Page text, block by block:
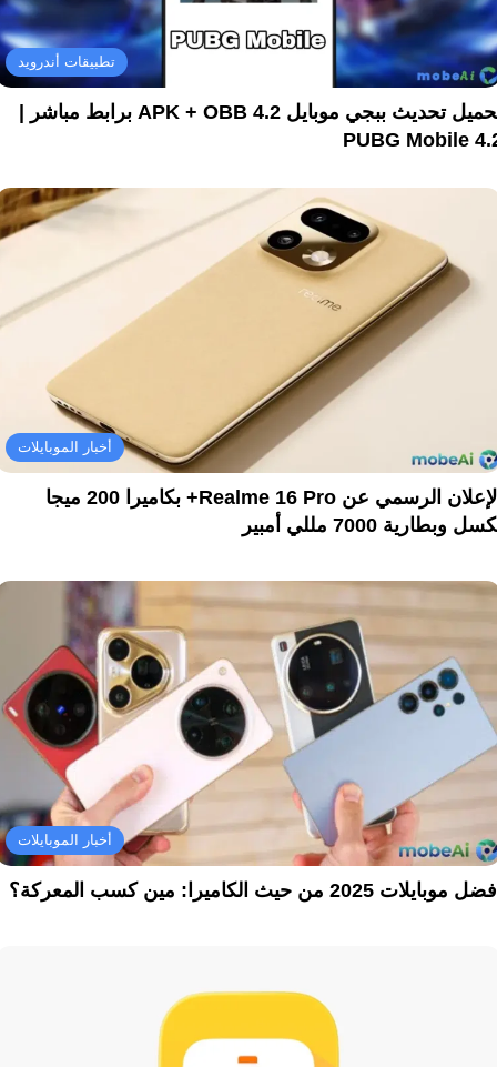
تطبيقات أندرويد
تحميل تحديث ببجي موبايل 4.2 APK + OBB برابط مباشر |
PUBG Mobile
أخبار الموبايلات
الإعلان الرسمي عن Realme 16 Pro+ بكاميرا 200 ميجا
وبطارية 7000 مللي أمبير
أخبار الموبايلات
موبايلات 2025 من حيث الكاميرا: مين كسب المعركة؟